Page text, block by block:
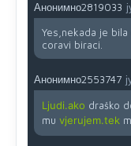
Анонимно2819033
Yes,nekada je bila
coravi biraci.
Анонимно2553747
Ljudi.ako draško
mu vjerujem.tek